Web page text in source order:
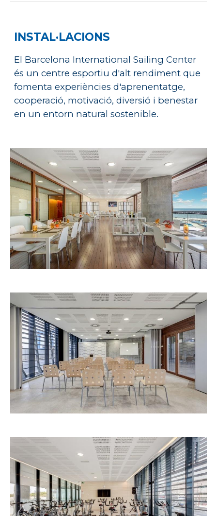
INSTAL·LACIONS
El Barcelona International Sailing Center
és un centre esportiu d'alt rendiment que
fomenta experiències d'aprenentatge,
cooperació, motivació, diversió i benestar
en un entorn natural sostenible.